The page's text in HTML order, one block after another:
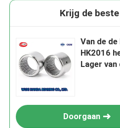
Krijg de
Van de
HK2016
Lager
Doorgaan